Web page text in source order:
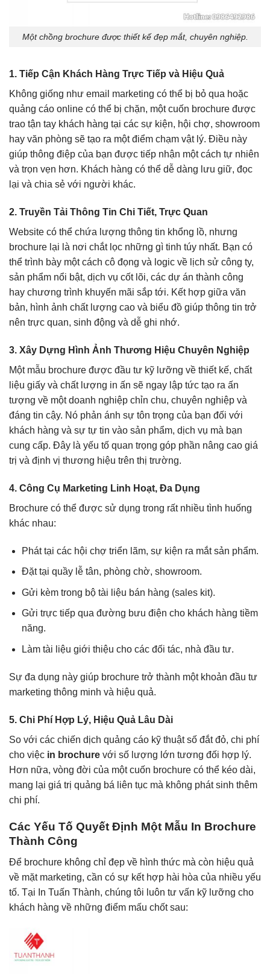
Một chồng brochure được thiết kế đẹp mắt, chuyên nghiệp.
1. Tiếp Cận Khách Hàng Trực Tiếp và Hiệu Quả
Không giống như email marketing có thể bị bỏ qua hoặc
quảng cáo online có thể bị chặn, một cuốn brochure được
trao tận tay khách hàng tại các sự kiện, hội chợ, showroom
hay văn phòng sẽ tạo ra một điểm chạm vật lý. Điều này
giúp thông điệp của bạn được tiếp nhận một cách tự nhiên
và trọn vẹn hơn. Khách hàng có thể dễ dàng lưu giữ, đọc
lại và chia sẻ với người khác.
2. Truyền Tải Thông Tin Chi Tiết, Trực Quan
Website có thể chứa lượng thông tin khổng lồ, nhưng
brochure lại là nơi chắt lọc những gì tinh túy nhất. Bạn có
thể trình bày một cách cô đọng và logic về lịch sử công ty,
sản phẩm nổi bật, dịch vụ cốt lõi, các dự án thành công
hay chương trình khuyến mãi sắp tới. Kết hợp giữa văn
bản, hình ảnh chất lượng cao và biểu đồ giúp thông tin trở
nên trực quan, sinh động và dễ ghi nhớ.
3. Xây Dựng Hình Ảnh Thương Hiệu Chuyên Nghiệp
Một mẫu brochure được đầu tư kỹ lưỡng về thiết kế, chất
liệu giấy và chất lượng in ấn sẽ ngay lập tức tạo ra ấn
tượng về một doanh nghiệp chỉn chu, chuyên nghiệp và
đáng tin cậy. Nó phản ánh sự tôn trọng của bạn đối với
khách hàng và sự tự tin vào sản phẩm, dịch vụ mà bạn
cung cấp. Đây là yếu tố quan trọng góp phần nâng cao giá
trị và định vị thương hiệu trên thị trường.
4. Công Cụ Marketing Linh Hoạt, Đa Dụng
Brochure có thể được sử dụng trong rất nhiều tình huống
khác nhau:
Phát tại các hội chợ triển lãm, sự kiện ra mắt sản phẩm.
Đặt tại quầy lễ tân, phòng chờ, showroom.
Gửi kèm trong bộ tài liệu bán hàng (sales kit).
Gửi trực tiếp qua đường bưu điện cho khách hàng tiềm
năng.
Làm tài liệu giới thiệu cho các đối tác, nhà đầu tư.
Sự đa dụng này giúp brochure trở thành một khoản đầu tư
marketing thông minh và hiệu quả.
5. Chi Phí Hợp Lý, Hiệu Quả Lâu Dài
So với các chiến dịch quảng cáo kỹ thuật số đắt đỏ, chi phí
cho việc in brochure với số lượng lớn tương đối hợp lý.
Hơn nữa, vòng đời của một cuốn brochure có thể kéo dài,
mang lại giá trị quảng bá liên tục mà không phát sinh thêm
chi phí.
Các Yếu Tố Quyết Định Một Mẫu In Brochure
Thành Công
Để brochure không chỉ đẹp về hình thức mà còn hiệu quả
về mặt marketing, cần có sự kết hợp hài hòa của nhiều yếu
tố. Tại In Tuấn Thành, chúng tôi luôn tư vấn kỹ lưỡng cho
khách hàng về những điểm mấu chốt sau: